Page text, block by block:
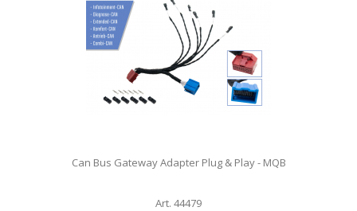
Can Bus Gateway Adapter Plug & Play - MQB
Art. 44479